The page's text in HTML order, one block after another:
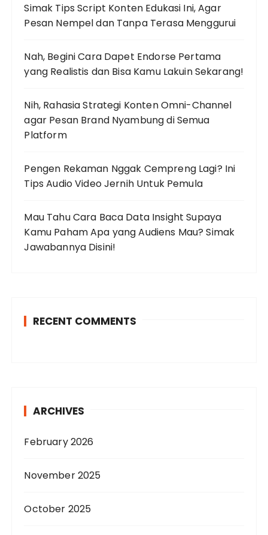
r
:
Simak Tips Script Konten Edukasi Ini, Agar
Pesan Nempel dan Tanpa Terasa Menggurui
Nah, Begini Cara Dapet Endorse Pertama
yang Realistis dan Bisa Kamu Lakuin Sekarang!
Nih, Rahasia Strategi Konten Omni-Channel
agar Pesan Brand Nyambung di Semua
Platform
Pengen Rekaman Nggak Cempreng Lagi? Ini
Tips Audio Video Jernih Untuk Pemula
Mau Tahu Cara Baca Data Insight Supaya
Kamu Paham Apa yang Audiens Mau? Simak
Jawabannya Disini!
RECENT COMMENTS
ARCHIVES
February 2026
November 2025
October 2025